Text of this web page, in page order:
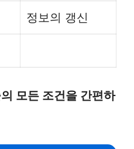
정보의 갱신
모든 조건을 간편하